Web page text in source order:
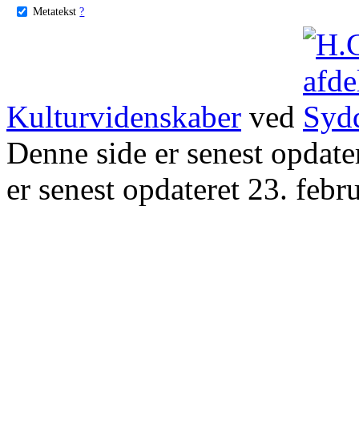
Metatekst ?
Kulturvidenskaber ved
Denne side er senest
er senest opdateret 23.